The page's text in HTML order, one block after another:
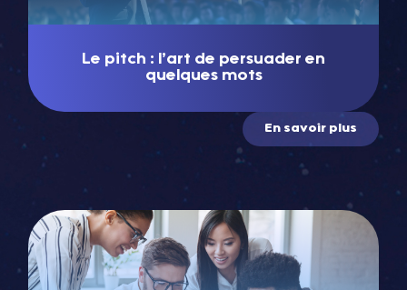
Le pitch : l’art de persuader en
quelques mots
En savoir plus